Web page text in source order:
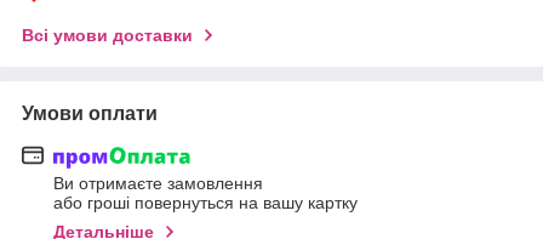
Всі умови доставки
Умови оплати
Ви отримаєте замовлення
або гроші повернуться на вашу картку
Детальніше